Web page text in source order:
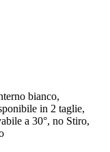
bianco,
in 2 taglie,
a 30°, no Stiro,